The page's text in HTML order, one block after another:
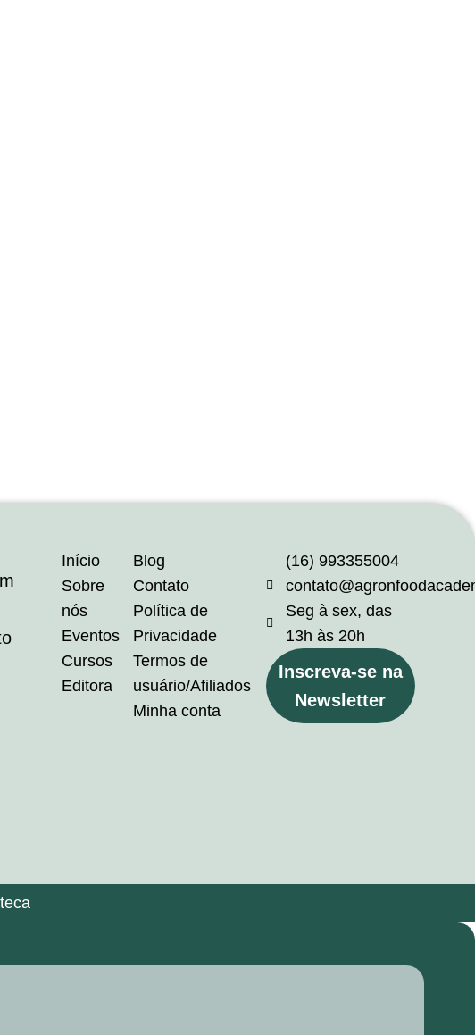
Início
Sobre
nós
Eventos
Cursos
Editora
Blog
Contato
Política de
Privacidade
Termos de
usuário/Afiliados
Minha conta
(16) 993355004
Seg à sex, das
13h às 20h
Inscreva-se na
Newsletter